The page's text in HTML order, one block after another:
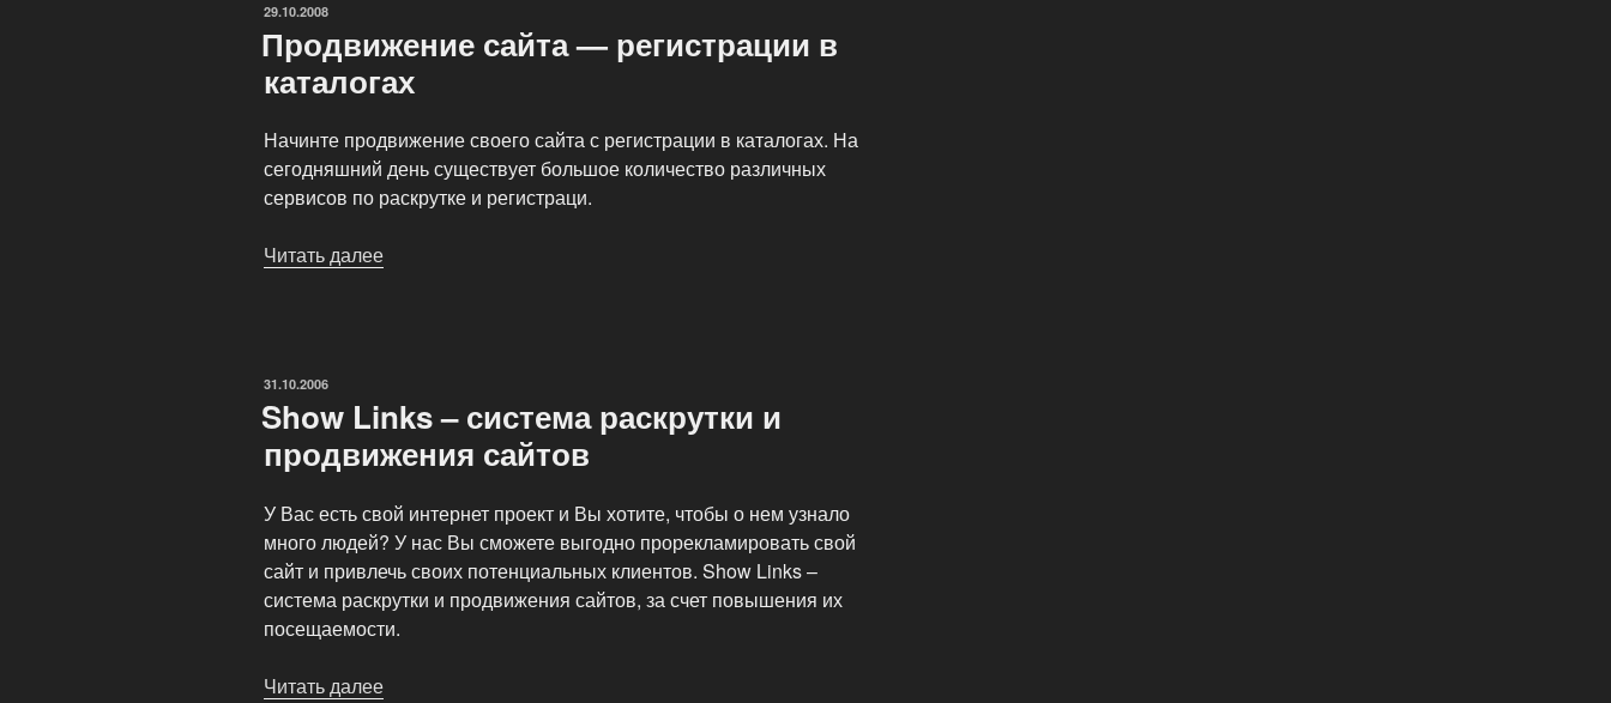
ОПУБЛИКОВАНО
29.10.2008
Продвижение сайта — регистрации в
каталогах
Начинте продвижение своего сайта с регистрации в каталогах. На
сегодняшний день существует большое количество различных
сервисов по раскрутке и регистраци.
Читать далее
ОПУБЛИКОВАНО
31.10.2006
Show Links – система раскрутки и
продвижения сайтов
У Вас есть свой интернет проект и Вы хотите, чтобы о нем узнало
много людей? У нас Вы сможете выгодно прорекламировать свой
сайт и привлечь своих потенциальных клиентов. Show Links –
система раскрутки и продвижения сайтов, за счет повышения их
посещаемости.
Читать далее